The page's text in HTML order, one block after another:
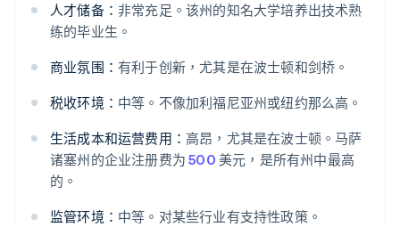
人才储备： 非常充足。该州的知名大学培养出技术熟
练的毕业生。
商业氛围： 有利于创新，尤其是在波士顿和剑桥。
税收环境： 中等。不像加利福尼亚州或纽约那么高。
生活成本和运营费用： 高昂，尤其是在波士顿。马萨
诸塞州的企业注册费为500 美元，是所有州中最高
的。
监管环境： 中等。对某些行业有支持性政策。